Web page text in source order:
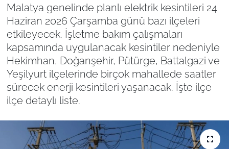
Malatya genelinde planlı elektrik kesintileri 24
Haziran 2026 Çarşamba günü bazı ilçeleri
etkileyecek. İşletme bakım çalışmaları
kapsamında uygulanacak kesintiler nedeniyle
Hekimhan, Doğanşehir, Pütürge, Battalgazi ve
Yeşilyurt ilçelerinde birçok mahallede saatler
sürecek enerji kesintileri yaşanacak. İşte ilçe
ilçe detaylı liste.